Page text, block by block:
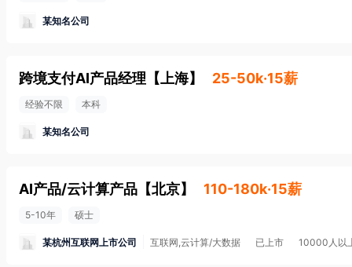
某知名公司
跨境支付AI产品经理 【 上海】 25-50k·15薪
经验不限 本科
某知名公司
AI产品/云计算产品 【北京】 110-180k·15薪
5-10年 硕士
某杭州互联网上市公司 互联网,云计算/大数据 已上市 10000人以